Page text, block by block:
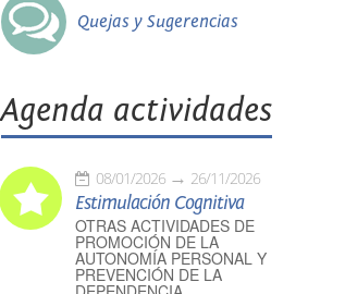
Quejas y Sugerencias
Agenda actividades
08/01/2026 26/11/2026
Estimulación Cognitiva
OTRAS ACTIVIDADES DE
PROMOCIÓN DE LA
AUTONOMÍA PERSONAL Y
PREVENCIÓN DE LA